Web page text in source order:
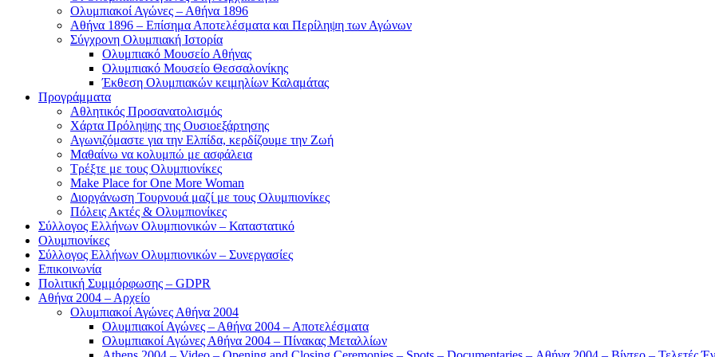
Ολυμπιακοί Αγώνες – Αθήνα 1896
Αθήνα 1896 – Επίσημα Αποτελέσματα και Περίληψη των Αγώνων
Σύγχρονη Ολυμπιακή Ιστορία
Ολυμπιακό Μουσείο Αθήνας
Ολυμπιακό Μουσείο Θεσσαλονίκης
Έκθεση Ολυμπιακών κειμηλίων Καλαμάτας
Προγράμματα
Αθλητικός Προσανατολισμός
Χάρτα Πρόληψης της Ουσιοεξάρτησης
Αγωνιζόμαστε για την Ελπίδα, κερδίζουμε την Ζωή
Μαθαίνω να κολυμπώ με ασφάλεια
Τρέξτε με τους Ολυμπιονίκες
Make Place for One More Woman
Διοργάνωση Τουρνουά μαζί με τους Ολυμπιονίκες
Πόλεις Ακτές & Ολυμπιονίκες
Σύλλογος Ελλήνων Ολυμπιονικών – Καταστατικό
Ολυμπιονίκες
Σύλλογος Ελλήνων Ολυμπιονικών – Συνεργασίες
Επικοινωνία
Πολιτική Συμμόρφωσης – GDPR
Αθήνα 2004 – Αρχείο
Ολυμπιακοί Αγώνες Αθήνα 2004
Ολυμπιακοί Αγώνες – Αθήνα 2004 – Αποτελέσματα
Ολυμπιακοί Αγώνες Αθήνα 2004 – Πίνακας Μεταλλίων